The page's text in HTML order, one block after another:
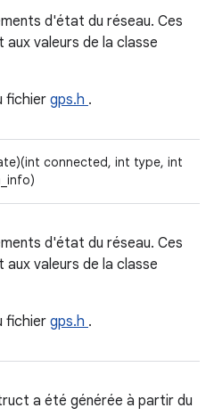
d'état du réseau. Ces
valeurs de la classe
fichiergps.h .
connected, int type, int
d'état du réseau. Ces
valeurs de la classe
fichiergps.h .
a été générée à partir du